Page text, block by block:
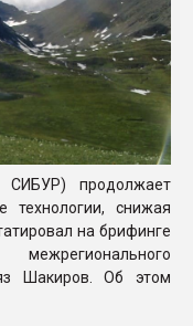
СИБУР) продолжает
технологии, снижая
на брифинге
межрегионального
Шакиров. Об этом